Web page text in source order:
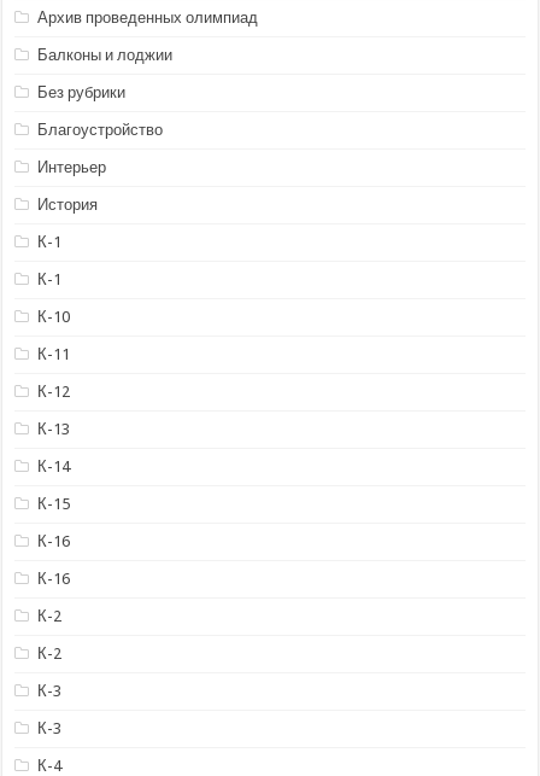
Архив проведенных олимпиад
Балконы и лоджии
Без рубрики
Благоустройство
Интерьер
История
К-1
К-1
К-10
К-11
К-12
К-13
К-14
К-15
К-16
К-16
К-2
К-2
К-3
К-3
К-4